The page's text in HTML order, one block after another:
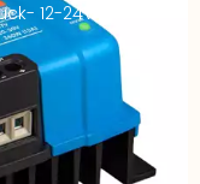
12-24V 15A